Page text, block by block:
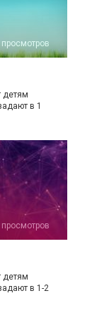
детям
в 1
детям
в 1-2